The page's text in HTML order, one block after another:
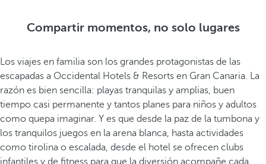
Compartir momentos, no solo lugares
Los viajes en familia son los grandes protagonistas de las
escapadas a Occidental Hotels & Resorts en Gran Canaria. La
razón es bien sencilla: playas tranquilas y amplias, buen
tiempo casi permanente y tantos planes para niños y adultos
como quepa imaginar. Y es que desde la paz de la tumbona y
los tranquilos juegos en la arena blanca, hasta actividades
como tirolina o escalada, desde el hotel se ofrecen clubs
infantiles y de fitness para que la diversión acompañe cada